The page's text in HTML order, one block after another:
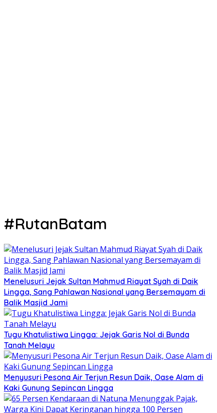
#RutanBatam
Menelusuri Jejak Sultan Mahmud Riayat Syah di Daik
Lingga, Sang Pahlawan Nasional yang Bersemayam di
Balik Masjid Jami
Tugu Khatulistiwa Lingga: Jejak Garis Nol di Bunda
Tanah Melayu
Menyusuri Pesona Air Terjun Resun Daik, Oase Alam di
Kaki Gunung Sepincan Lingga